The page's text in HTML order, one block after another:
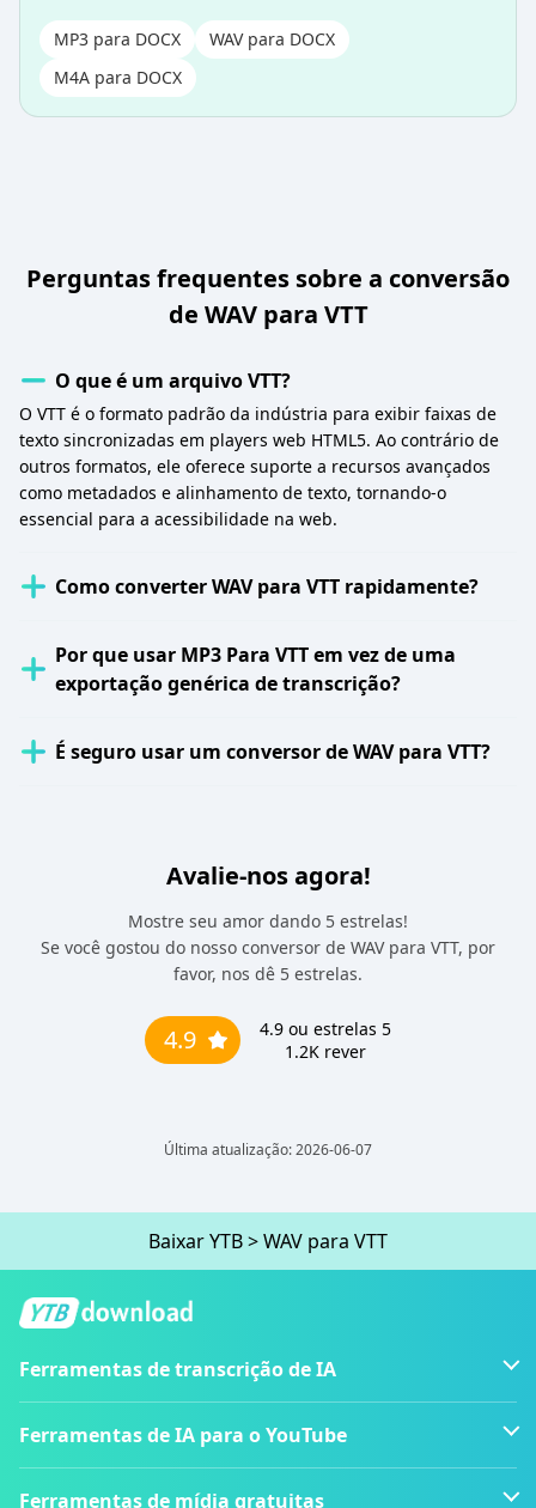
MP3 para DOCX
WAV para DOCX
M4A para DOCX
Perguntas frequentes sobre a conversão
de WAV para VTT
O que é um arquivo VTT?
O VTT é o formato padrão da indústria para exibir faixas de
texto sincronizadas em players web HTML5. Ao contrário de
outros formatos, ele oferece suporte a recursos avançados
como metadados e alinhamento de texto, tornando-o
essencial para a acessibilidade na web.
Como converter WAV para VTT rapidamente?
Por que usar MP3 Para VTT em vez de uma
exportação genérica de transcrição?
É seguro usar um conversor de WAV para VTT?
Avalie-nos agora!
Mostre seu amor dando 5 estrelas!
Se você gostou do nosso conversor de WAV para VTT, por
favor, nos dê 5 estrelas.
4.9 4.9 ou estrelas 5
1.2K rever
Última atualização: 2026-06-07
Baixar YTB>WAV para VTT
Ferramentas de transcrição de IA
Ferramentas de IA para o YouTube
Ferramentas de mídia gratuitas